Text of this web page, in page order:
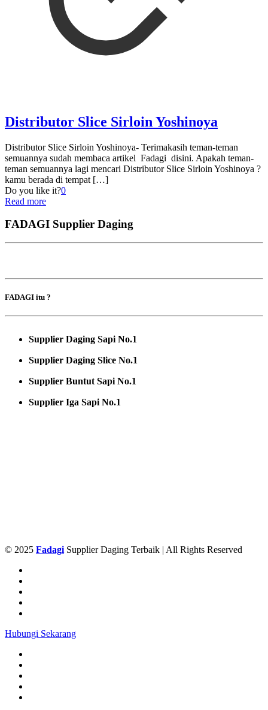
Distributor Slice Sirloin Yoshinoya
Distributor Slice Sirloin Yoshinoya- Terimakasih teman-teman
semuannya sudah membaca artikel Fadagi disini. Apakah teman-
teman semuannya lagi mencari Distributor Slice Sirloin Yoshinoya ?
kamu berada di tempat […]
Do you like it?0
Read more
FADAGI Supplier Daging
FADAGI itu ?
Supplier Daging Sapi No.1
Supplier Daging Slice No.1
Supplier Buntut Sapi No.1
Supplier Iga Sapi No.1
© 2025 FadagiSupplier Daging Terbaik | All Rights Reserved
Hubungi Sekarang